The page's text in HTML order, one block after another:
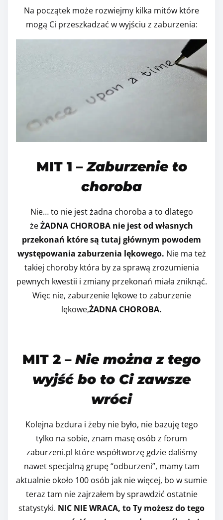
Na początek może rozwiejmy kilka mitów które
mogą Ci przeszkadzać w wyjściu z zaburzenia:
MIT 1 –Zaburzenie to
choroba
Nie… to nie jest żadna choroba a to dlatego
żeŻADNA CHOROBA nie jest od własnych
przekonań które są tutaj głównym powodem
występowania zaburzenia lękowego. Nie ma też
takiej choroby która by za sprawą zrozumienia
pewnych kwestii i zmiany przekonań miała zniknąć.
Więc nie, zaburzenie lękowe to zaburzenie
lękowe,ŻADNA CHOROBA.
MIT 2 – Nie można z tego
wyjść bo to Ci zawsze
wróci
Kolejna bzdura i żeby nie było, nie bazuję tego
tylko na sobie, znam masę osób z forum
zaburzeni.pl które współtworzę gdzie daliśmy
nawet specjalną grupę “odburzeni”, mamy tam
aktualnie około 100 osób jak nie więcej, bo w sumie
teraz tam nie zajrzałem by sprawdzić ostatnie
statystyki. NIC NIE WRACA, to Ty możesz do tego